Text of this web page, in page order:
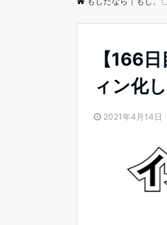
【166
ィン化
2021年4月14日